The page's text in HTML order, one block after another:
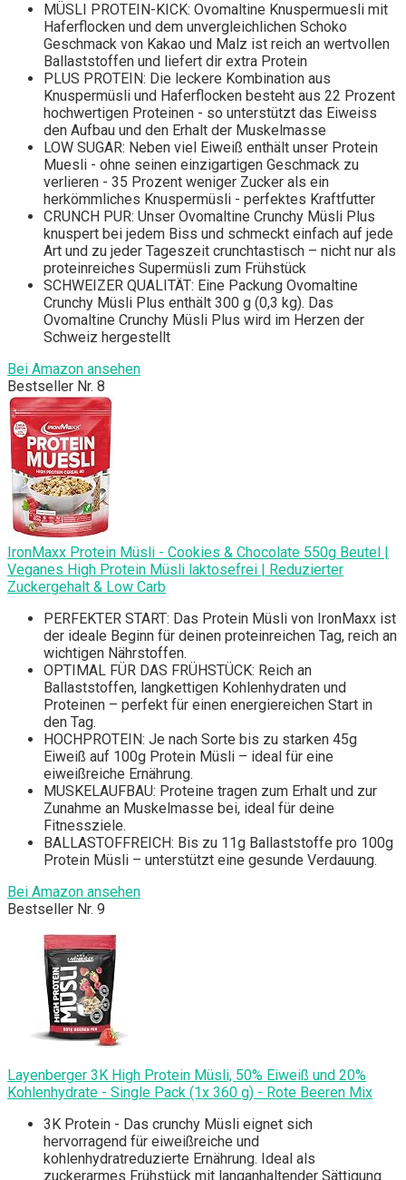
MÜSLI PROTEIN-KICK: Ovomaltine Knuspermuesli mit
Haferflocken und dem unvergleichlichen Schoko
Geschmack von Kakao und Malz ist reich an wertvollen
Ballaststoffen und liefert dir extra Protein
PLUS PROTEIN: Die leckere Kombination aus
Knuspermüsli und Haferflocken besteht aus 22 Prozent
hochwertigen Proteinen - so unterstützt das Eiweiss
den Aufbau und den Erhalt der Muskelmasse
LOW SUGAR: Neben viel Eiweiß enthält unser Protein
Muesli - ohne seinen einzigartigen Geschmack zu
verlieren - 35 Prozent weniger Zucker als ein
herkömmliches Knuspermüsli - perfektes Kraftfutter
CRUNCH PUR: Unser Ovomaltine Crunchy Müsli Plus
knuspert bei jedem Biss und schmeckt einfach auf jede
Art und zu jeder Tageszeit crunchtastisch – nicht nur als
proteinreiches Supermüsli zum Frühstück
SCHWEIZER QUALITÄT: Eine Packung Ovomaltine
Crunchy Müsli Plus enthält 300 g (0,3 kg). Das
Ovomaltine Crunchy Müsli Plus wird im Herzen der
Schweiz hergestellt
Bei Amazon ansehen
Bestseller Nr. 8
IronMaxx Protein Müsli - Cookies & Chocolate 550g Beutel |
Veganes High Protein Müsli laktosefrei | Reduzierter
Zuckergehalt & Low Carb
PERFEKTER START: Das Protein Müsli von IronMaxx ist
der ideale Beginn für deinen proteinreichen Tag, reich an
wichtigen Nährstoffen.
OPTIMAL FÜR DAS FRÜHSTÜCK: Reich an
Ballaststoffen, langkettigen Kohlenhydraten und
Proteinen – perfekt für einen energiereichen Start in
den Tag.
HOCHPROTEIN: Je nach Sorte bis zu starken 45g
Eiweiß auf 100g Protein Müsli – ideal für eine
eiweißreiche Ernährung.
MUSKELAUFBAU: Proteine tragen zum Erhalt und zur
Zunahme an Muskelmasse bei, ideal für deine
Fitnessziele.
BALLASTOFFREICH: Bis zu 11g Ballaststoffe pro 100g
Protein Müsli – unterstützt eine gesunde Verdauung.
Bei Amazon ansehen
Bestseller Nr. 9
Layenberger 3K High Protein Müsli, 50% Eiweiß und 20%
Kohlenhydrate - Single Pack (1x 360 g) - Rote Beeren Mix
3K Protein - Das crunchy Müsli eignet sich
hervorragend für eiweißreiche und
kohlenhydratreduzierte Ernährung. Ideal als
zuckerarmes Frühstück mit langanhaltender Sättigung